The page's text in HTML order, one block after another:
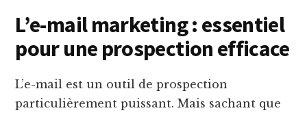
L’e-mail marketing : essentiel
pour une prospection efficace
L’e-mail est un outil de prospection
particulièrement puissant. Mais sachant que